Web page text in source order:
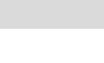
een van onze